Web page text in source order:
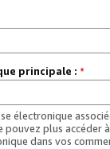
principale : *
électronique
pouvez plus accéder
dans vos